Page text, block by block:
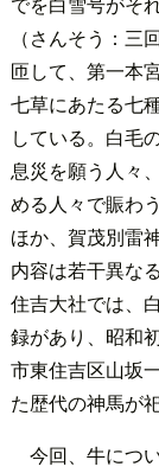
（さんそう：
匝して、第一本
七草にあたる七
している。白毛
息災を願う人々
める人々で賑わ
ほか、賀茂別雷
内容は若干異な
住吉大社では、
録があり、昭和
市東住吉区山坂
た歴代の神馬が
今回、牛につ